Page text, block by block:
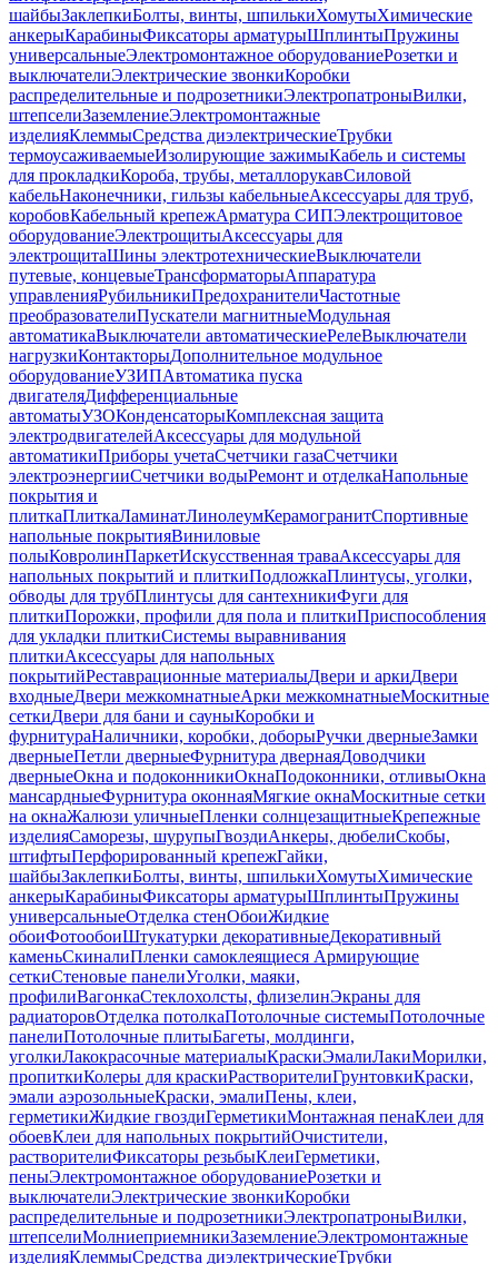
шайбыЗаклепкиБолты, винты, шпилькиХомутыХимические
анкерыКарабиныФиксаторы арматурыШплинтыПружины
универсальныеЭлектромонтажное оборудованиеРозетки и
выключателиЭлектрические звонкиКоробки
распределительные и подрозетникиЭлектропатроныВилки,
штепселиЗаземлениеЭлектромонтажные
изделияКлеммыСредства диэлектрическиеТрубки
термоусаживаемыеИзолирующие зажимыКабель и системы
для прокладкиКороба, трубы, металлорукавСиловой
кабельНаконечники, гильзы кабельныеАксессуары для труб,
коробовКабельный крепежАрматура СИПЭлектрощитовое
оборудованиеЭлектрощитыАксессуары для
электрощитаШины электротехническиеВыключатели
путевые, концевыеТрансформаторыАппаратура
управленияРубильникиПредохранителиЧастотные
преобразователиПускатели магнитныеМодульная
автоматикаВыключатели автоматическиеРелеВыключатели
нагрузкиКонтакторыДополнительное модульное
оборудованиеУЗИПАвтоматика пуска
двигателяДифференциальные
автоматыУЗОКонденсаторыКомплексная защита
электродвигателейАксессуары для модульной
автоматикиПриборы учетаСчетчики газаСчетчики
электроэнергииСчетчики водыРемонт и отделкаНапольные
покрытия и
плиткаПлиткаЛаминатЛинолеумКерамогранитСпортивные
напольные покрытияВиниловые
полыКовролинПаркетИскусственная траваАксессуары для
напольных покрытий и плиткиПодложкаПлинтусы, уголки,
обводы для трубПлинтусы для сантехникиФуги для
плиткиПорожки, профили для пола и плиткиПриспособления
для укладки плиткиСистемы выравнивания
плиткиАксессуары для напольных
покрытийРеставрационные материалыДвери и аркиДвери
входныеДвери межкомнатныеАрки межкомнатныеМоскитные
сеткиДвери для бани и сауныКоробки и
фурнитураНаличники, коробки, доборыРучки дверныеЗамки
дверныеПетли дверныеФурнитура двернаяДоводчики
дверныеОкна и подоконникиОкнаПодоконники, отливыОкна
мансардныеФурнитура оконнаяМягкие окнаМоскитные сетки
на окнаЖалюзи уличныеПленки солнцезащитныеКрепежные
изделияСаморезы, шурупыГвоздиАнкеры, дюбелиСкобы,
штифтыПерфорированный крепежГайки,
шайбыЗаклепкиБолты, винты, шпилькиХомутыХимические
анкерыКарабиныФиксаторы арматурыШплинтыПружины
универсальныеОтделка стенОбоиЖидкие
обоиФотообоиШтукатурки декоративныеДекоративный
каменьСкиналиПленки самоклеящиеся Армирующие
сеткиСтеновые панелиУголки, маяки,
профилиВагонкаСтеклохолсты, флизелинЭкраны для
радиаторовОтделка потолкаПотолочные системыПотолочные
панелиПотолочные плитыБагеты, молдинги,
уголкиЛакокрасочные материалыКраскиЭмалиЛакиМорилки,
пропиткиКолеры для краскиРастворителиГрунтовкиКраски,
эмали аэрозольныеКраски, эмалиПены, клеи,
герметикиЖидкие гвоздиГерметикиМонтажная пенаКлеи для
обоевКлеи для напольных покрытийОчистители,
растворителиФиксаторы резьбыКлеиГерметики,
пеныЭлектромонтажное оборудованиеРозетки и
выключателиЭлектрические звонкиКоробки
распределительные и подрозетникиЭлектропатроныВилки,
штепселиМолниеприемникиЗаземлениеЭлектромонтажные
изделияКлеммыСредства диэлектрическиеТрубки